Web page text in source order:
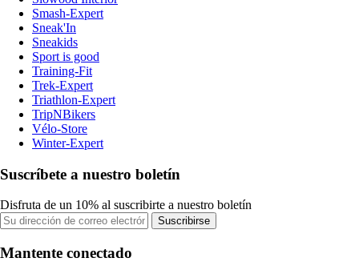
Smash-Expert
Sneak'In
Sneakids
Sport is good
Training-Fit
Trek-Expert
Triathlon-Expert
TripNBikers
Vélo-Store
Winter-Expert
Suscríbete a nuestro boletín
Disfruta de un 10% al suscribirte a nuestro boletín
Suscribirse
Mantente conectado